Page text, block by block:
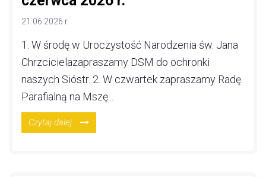
21.06.2026 r.
1. W środę w Uroczystość Narodzenia św. Jana
Chrzcicielazapraszamy DSM do ochronki
naszych Sióstr. 2. W czwartek zapraszamy Radę
Parafialną na Mszę...
Czytaj dalej